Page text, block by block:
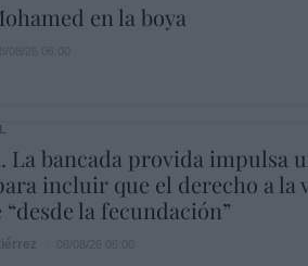
en la boya
La bancada provida impulsa
incluir que el derecho a la
la fecundación”